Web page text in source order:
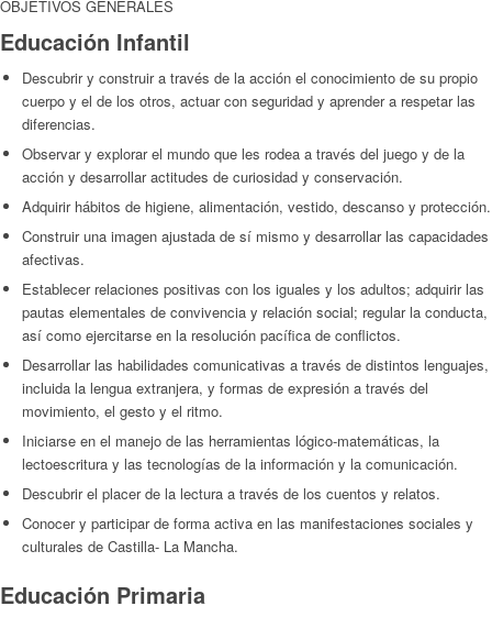
OBJETIVOS GENERALES
Educación Infantil
Descubrir y construir a través de la acción el conocimiento de su propio
cuerpo y el de los otros, actuar con seguridad y aprender a respetar las
diferencias.
Observar y explorar el mundo que les rodea a través del juego y de la
acción y desarrollar actitudes de curiosidad y conservación.
Adquirir hábitos de higiene, alimentación, vestido, descanso y protección.
Construir una imagen ajustada de sí mismo y desarrollar las capacidades
afectivas.
Establecer relaciones positivas con los iguales y los adultos; adquirir las
pautas elementales de convivencia y relación social; regular la conducta,
así como ejercitarse en la resolución pacífica de conflictos.
Desarrollar las habilidades comunicativas a través de distintos lenguajes,
incluida la lengua extranjera, y formas de expresión a través del
movimiento, el gesto y el ritmo.
Iniciarse en el manejo de las herramientas lógico-matemáticas, la
lectoescritura y las tecnologías de la información y la comunicación.
Descubrir el placer de la lectura a través de los cuentos y relatos.
Conocer y participar de forma activa en las manifestaciones sociales y
culturales de Castilla- La Mancha.
Educación Primaria